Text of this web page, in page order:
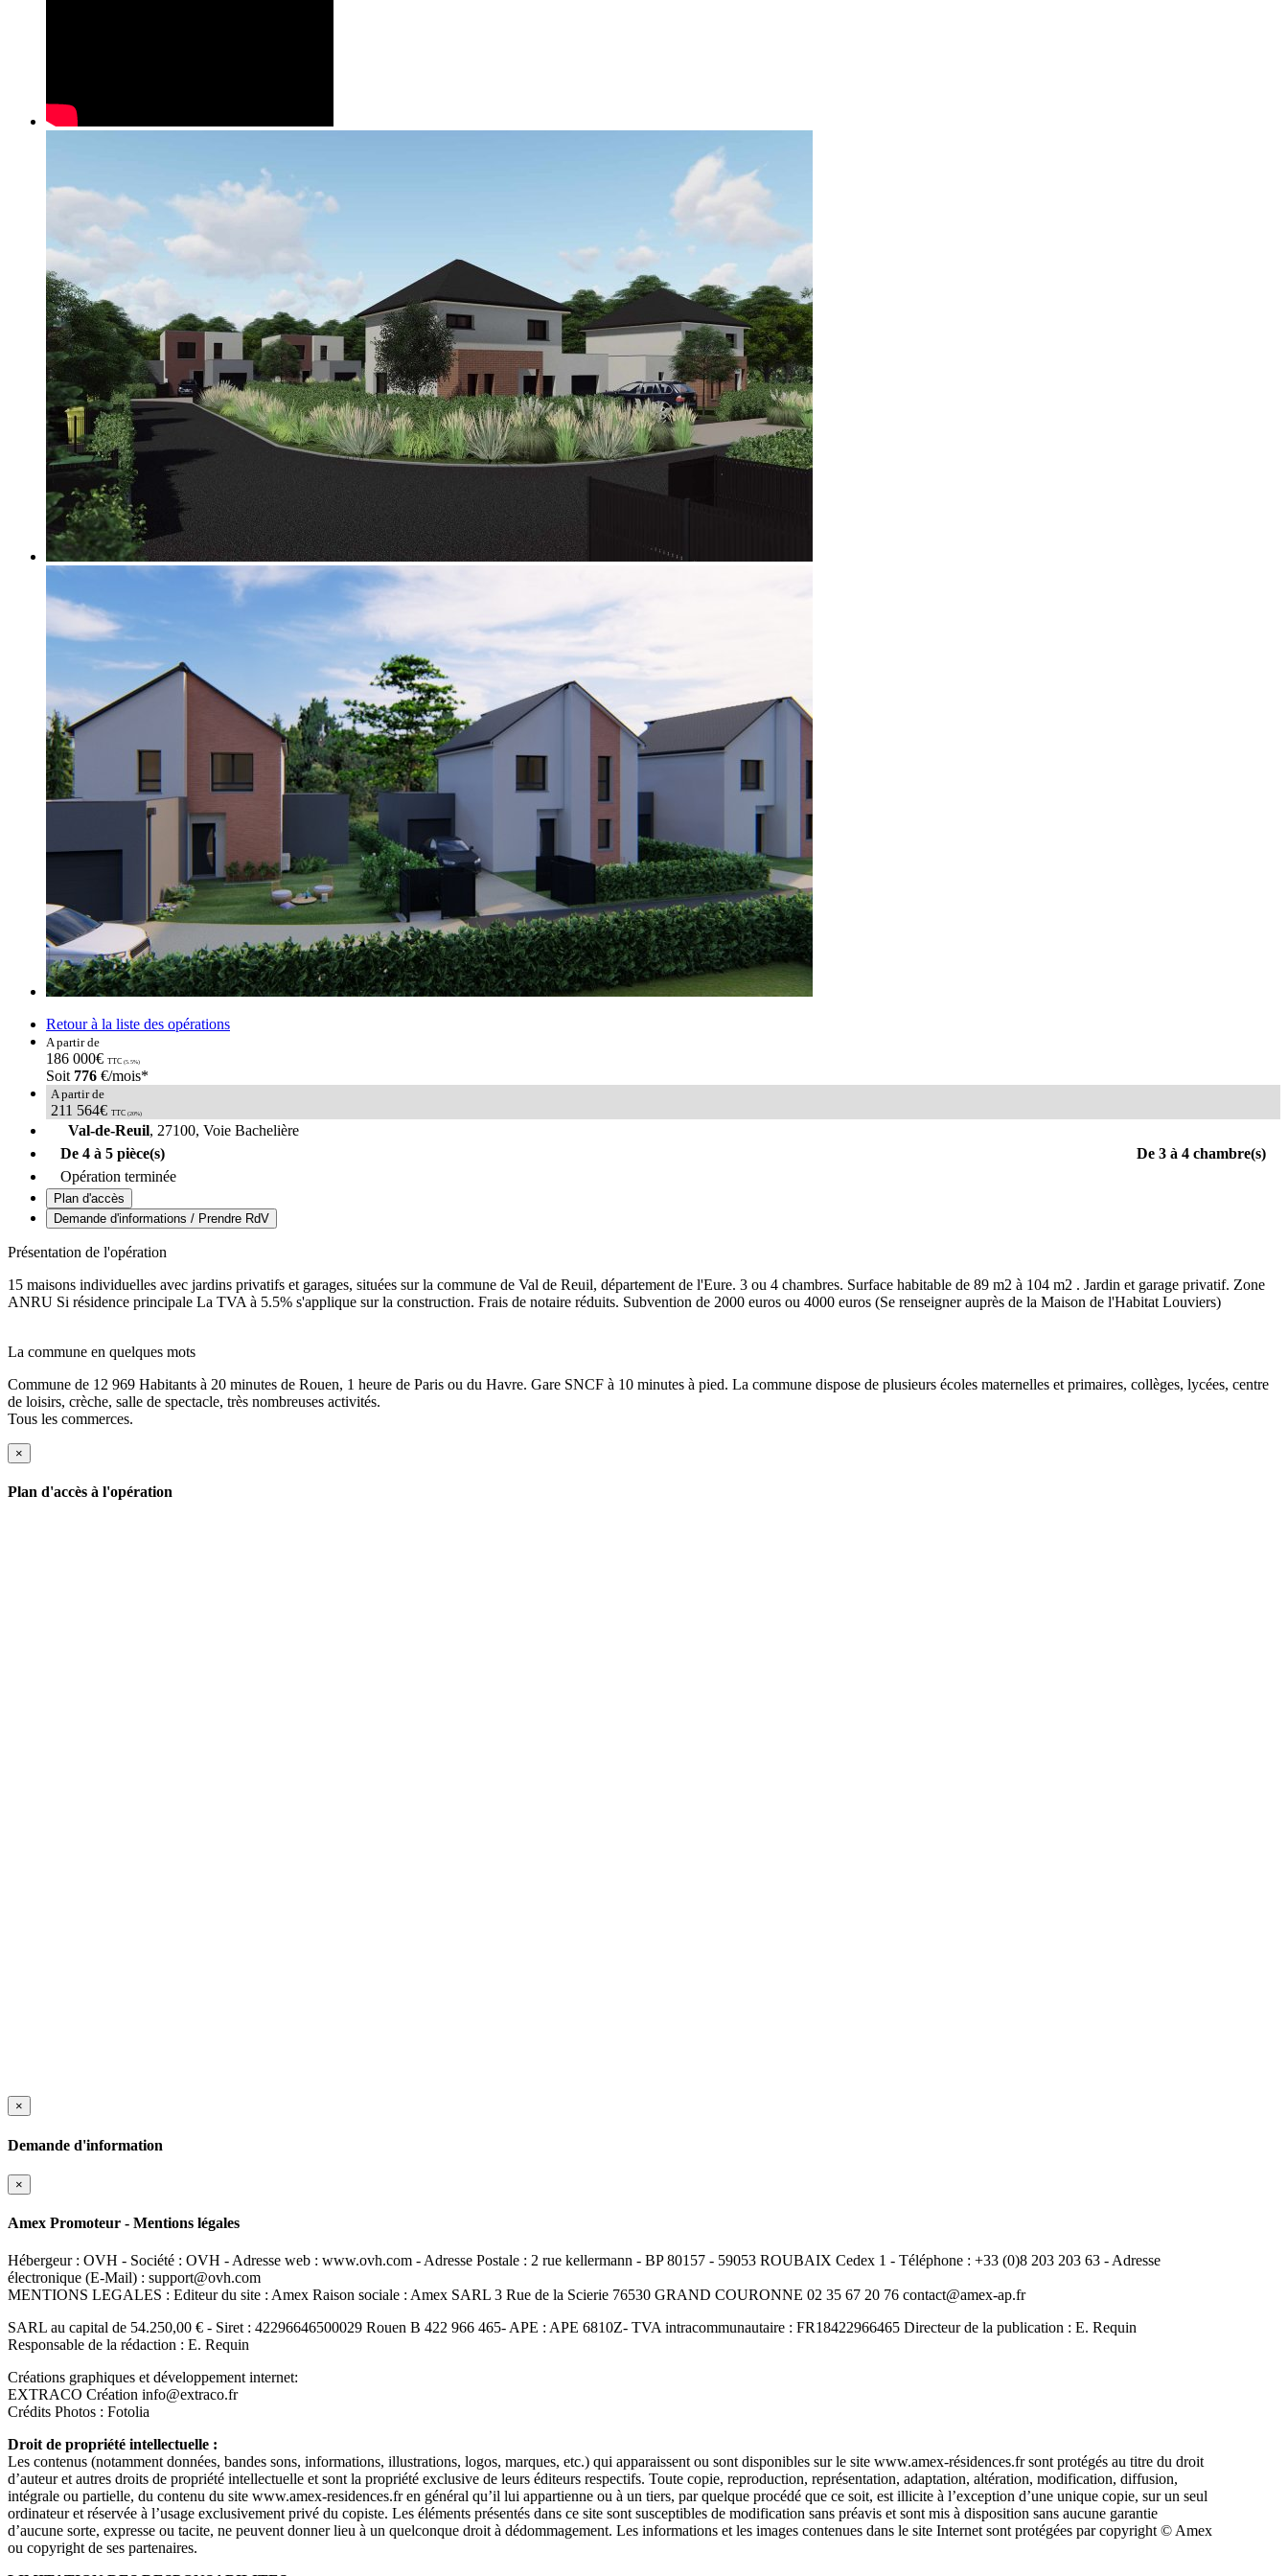
Retour à la liste des opérations
A partir de
186 000€ TTC (5.5%)
Soit 776 €/mois*
A partir de
211 564€ TTC (20%)
Val-de-Reuil, 27100, Voie Bachelière
De 4 à 5 pièce(s)
De 3 à 4 chambre(s)
Opération terminée
Plan d'accès
Demande d'informations / Prendre RdV
Présentation de l'opération
15 maisons individuelles avec jardins privatifs et garages, situées sur la commune de Val de Reuil, département de l'Eure. 3 ou 4 chambres. Surface habitable de 89 m2 à 104 m2 . Jardin et garage privatif. Zone
ANRU Si résidence principale La TVA à 5.5% s'applique sur la construction. Frais de notaire réduits. Subvention de 2000 euros ou 4000 euros (Se renseigner auprès de la Maison de l'Habitat Louviers)
La commune en quelques mots
Commune de 12 969 Habitants à 20 minutes de Rouen, 1 heure de Paris ou du Havre. Gare SNCF à 10 minutes à pied. La commune dispose de plusieurs écoles maternelles et primaires, collèges, lycées, centre
de loisirs, crèche, salle de spectacle, très nombreuses activités.
Tous les commerces.
×
Plan d'accès à l'opération
×
Demande d'information
×
Amex Promoteur - Mentions légales
Hébergeur : OVH - Société : OVH - Adresse web : www.ovh.com - Adresse Postale : 2 rue kellermann - BP 80157 - 59053 ROUBAIX Cedex 1 - Téléphone : +33 (0)8 203 203 63 - Adresse
électronique (E-Mail) : support@ovh.com
MENTIONS LEGALES : Editeur du site : Amex Raison sociale : Amex SARL 3 Rue de la Scierie 76530 GRAND COURONNE 02 35 67 20 76 contact@amex-ap.fr
SARL au capital de 54.250,00 € - Siret : 42296646500029 Rouen B 422 966 465- APE : APE 6810Z- TVA intracommunautaire : FR18422966465 Directeur de la publication : E. Requin
Responsable de la rédaction : E. Requin
Créations graphiques et développement internet:
EXTRACO Création info@extraco.fr
Crédits Photos : Fotolia
Droit de propriété intellectuelle :
Les contenus (notamment données, bandes sons, informations, illustrations, logos, marques, etc.) qui apparaissent ou sont disponibles sur le site www.amex-résidences.fr sont protégés au titre du droit
d’auteur et autres droits de propriété intellectuelle et sont la propriété exclusive de leurs éditeurs respectifs. Toute copie, reproduction, représentation, adaptation, altération, modification, diffusion,
intégrale ou partielle, du contenu du site www.amex-residences.fr en général qu’il lui appartienne ou à un tiers, par quelque procédé que ce soit, est illicite à l’exception d’une unique copie, sur un seul
ordinateur et réservée à l’usage exclusivement privé du copiste. Les éléments présentés dans ce site sont susceptibles de modification sans préavis et sont mis à disposition sans aucune garantie
d’aucune sorte, expresse ou tacite, ne peuvent donner lieu à un quelconque droit à dédommagement. Les informations et les images contenues dans le site Internet sont protégées par copyright © Amex
ou copyright de ses partenaires.